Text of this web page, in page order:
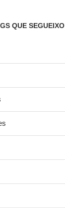
QUE SEGUEIXO